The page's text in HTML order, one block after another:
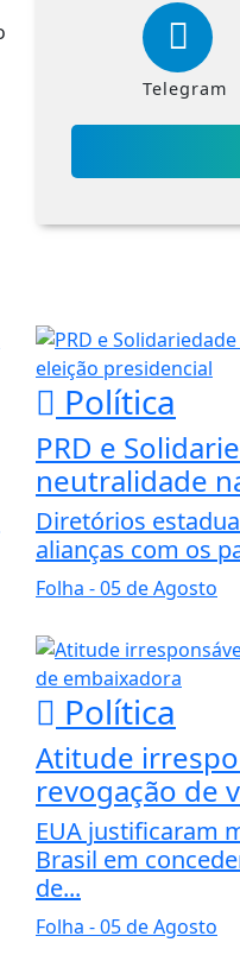
Telegram
Política
PRD e
neutralidade
Diretórios
alianças com os
Folha - 05 de Agosto
Política
Atitude
revogação de
EUA justificaram
Brasil em
de...
Folha - 05 de Agosto